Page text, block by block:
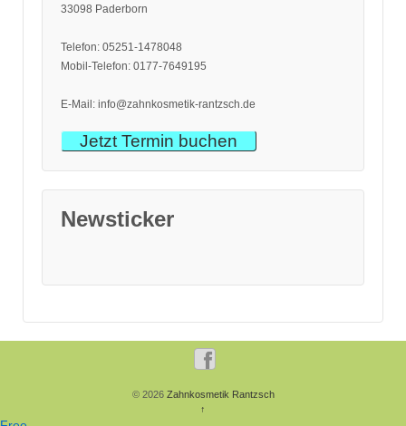
33098 Paderborn
Telefon: 05251-1478048
Mobil-Telefon: 0177-7649195
E-Mail: info@zahnkosmetik-rantzsch.de
Jetzt Termin buchen
Newsticker
© 2026Zahnkosmetik Rantzsch
↑